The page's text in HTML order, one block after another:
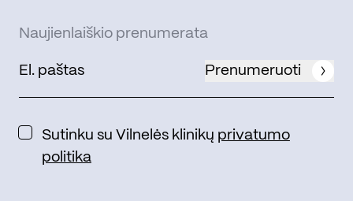
Naujienlaiškio prenumerata
Prenumeruoti
Sutinku su Vilnelės klinikų privatumo
politika